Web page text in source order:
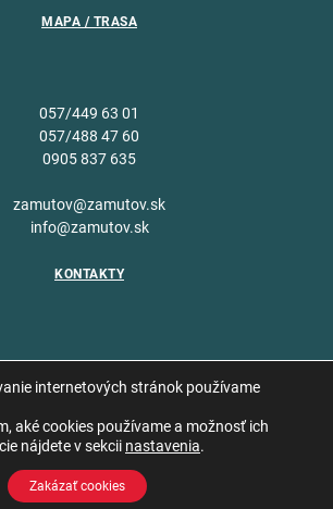
MAPA / TRASA
057/449 63 01
057/488 47 60
0905 837 635
zamutov@zamutov.sk
info@zamutov.sk
KONTAKTY
internetových stránok používame
aké cookies používame a možnosť ich
nájdete v sekcii nastavenia.
Zakázať cookies